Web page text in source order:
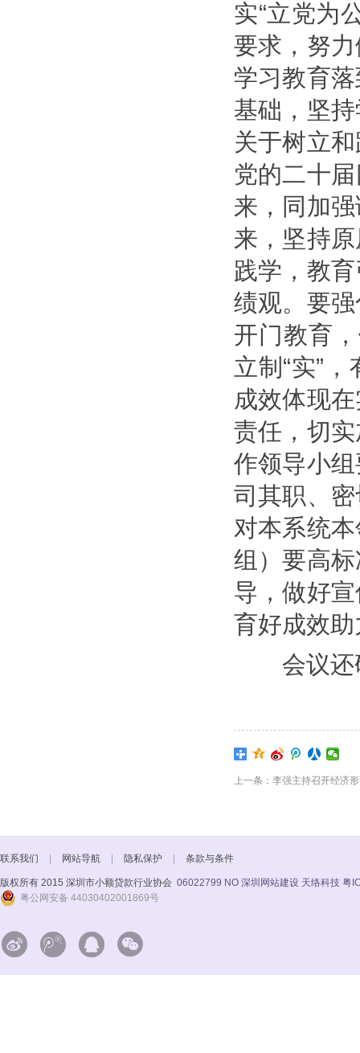
实“立党为
要求，努
学习教育
基础，坚
关于树立
党的二十
来，同加
来，坚持
践学，教
绩观。要
开门教育
立制“实”
成效体现
责任，切
作领导小
司其职、
对本系统
组）要高
导，做好
育好成效助
会议还
上一条：李强主持召开经济
联系我们 网站导航 隐私保护 条款与条件
版权所有 2015 深圳市小额贷款行业协会 06022799 NO 深圳网站建设 天络科技 粤
粤公网安备 44030402001869号
   